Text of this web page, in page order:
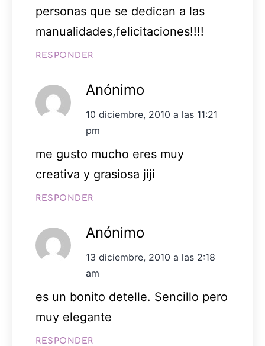
personas que se dedican a las
manualidades,felicitaciones!!!!
RESPONDER
Anónimo
10 diciembre, 2010 a las 11:21
pm
me gusto mucho eres muy
creativa y grasiosa jiji
RESPONDER
Anónimo
13 diciembre, 2010 a las 2:18
am
es un bonito detelle. Sencillo pero
muy elegante
RESPONDER